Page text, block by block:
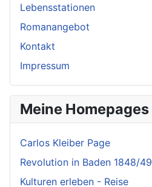
Lebensstationen
Romanangebot
Kontakt
Impressum
Meine Homepages
Carlos Kleiber Page
Revolution in Baden 1848/49
Kulturen erleben - Reise